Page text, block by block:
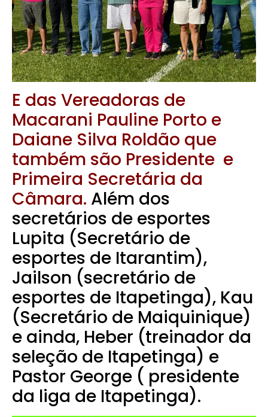
E das Vereadoras de
Macarani Pauline Porto e
Daiane Silva Roldão que
também são Presidente e
Primeira Secretária da
Câmara. Além dos
secretários de esportes
Lupita (Secretário de
esportes de Itarantim),
Jailson (secretário de
esportes de Itapetinga), Kau
(Secretário de Maiquinique)
e ainda, Heber (treinador da
seleção de Itapetinga) e
Pastor George ( presidente
da liga de Itapetinga).